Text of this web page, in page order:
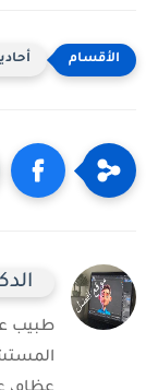
طبيب